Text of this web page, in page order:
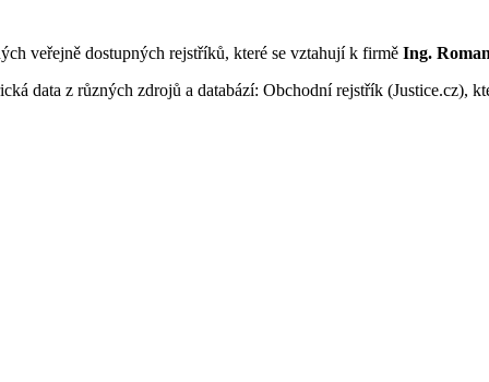
veřejně dostupných rejstříků, které se vztahují k firmě Ing.
data z různých zdrojů a databází: Obchodní rejstřík (Justice.cz),